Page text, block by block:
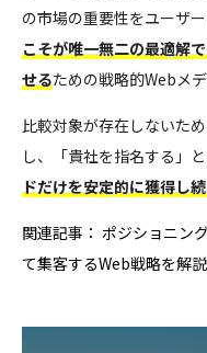
の市場の重要性をユーザ
こそが唯一無二の最適解
せるための戦略的Webメデ
比較対象が存在しないた
し、「貴社を指名する」
ドだけを安定的に獲得し
関連記事： ポジショニン
て集客するWeb戦略を解説